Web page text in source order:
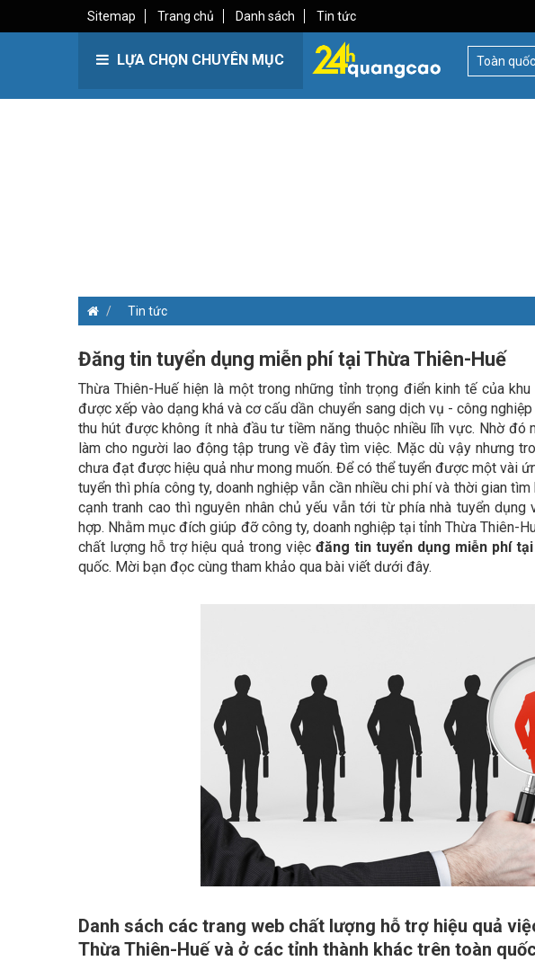
Sitemap Trang chủ Danh sách Tin tức
LỰA CHỌN CHUYÊN MỤC
Tin tức
Đăng tin tuyển dụng miễn phí tại Thừa Thiên-Huế
Thừa Thiên-Huế hiện là một trong những tỉnh trọng điển kinh tế của
được xếp vào dạng khá và cơ cấu dần chuyển sang dịch vụ - công
thu hút được không ít nhà đầu tư tiềm năng thuộc nhiều lĩh vực. Nhờ đó
làm cho người lao động tập trung về đây tìm việc. Mặc dù vậy nhưng
chưa đạt được hiệu quả như mong muốn. Để có thể tuyển được một vài
tuyển thì phía công ty, doanh nghiệp vẫn cần nhiều chi phí và thời gian
cạnh tranh cao thì nguyên nhân chủ yếu vẫn tới từ phía nhà tuyển
hợp. Nhằm mục đích giúp đỡ công ty, doanh nghiệp tại tỉnh Thừa Thiên-
chất lượng hỗ trợ hiệu quả trong việc đăng tin tuyển dụng miễn phí
quốc. Mời bạn đọc cùng tham khảo qua bài viết dưới đây.
Danh sách các trang web chất lượng hỗ trợ hiệu quả
Thừa Thiên-Huế và ở các tỉnh thành khác trên toàn